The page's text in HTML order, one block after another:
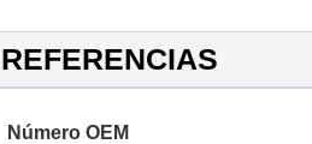
REFERENCIAS
Número OEM